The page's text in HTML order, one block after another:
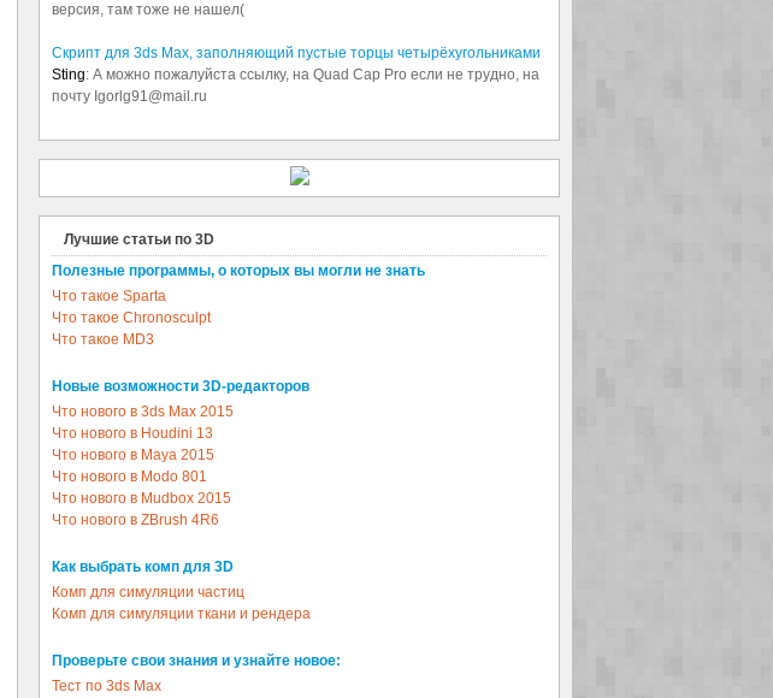
версия, там тоже не нашел(
Скрипт для 3ds Max, заполняющий пустые торцы четырёхугольниками
Sting: А можно пожалуйста ссылку, на Quad Cap Pro если не трудно, на
почту Igorlg91@mail.ru
Лучшие статьи по 3D
Полезные программы, о которых вы могли не знать
Что такое Sparta
Что такое Chronosculpt
Что такое MD3
Новые возможности 3D-редакторов
Что нового в 3ds Max 2015
Что нового в Houdini 13
Что нового в Maya 2015
Что нового в Modo 801
Что нового в Mudbox 2015
Что нового в ZBrush 4R6
Как выбрать комп для 3D
Комп для симуляции частиц
Комп для симуляции ткани и рендера
Проверьте свои знания и узнайте новое:
Тест по 3ds Max